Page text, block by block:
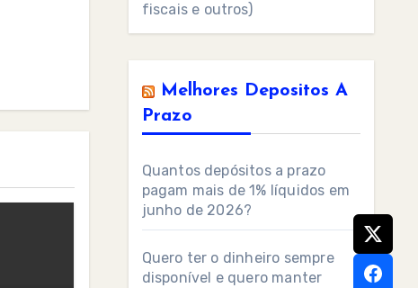
fiscais e outros)
Melhores Depositos A
Prazo
Quantos depósitos a prazo
pagam mais de 1% líquidos em
junho de 2026?
Quero ter o dinheiro sempre
disponível e quero manter